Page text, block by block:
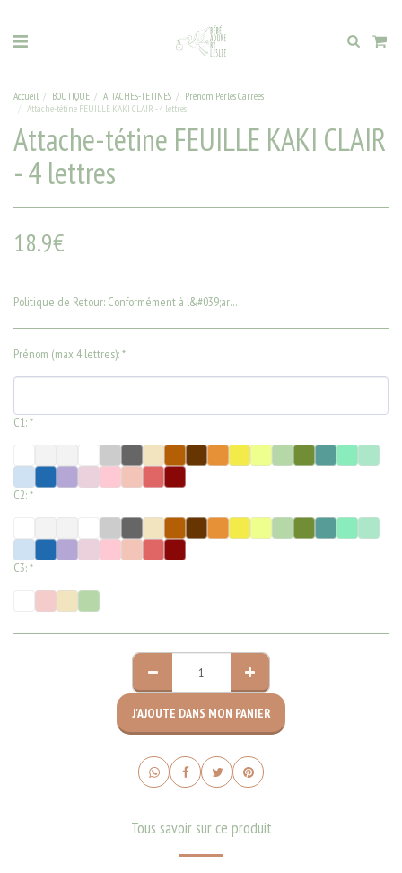
Accueil BOUTIQUE ATTACHES-TETINES
Prénom Perles Carrées
Attache-tétine FEUILLE KAKI CLAIR - 4 lettres
Attache-tétine FEUILLE KAKI CLAIR
- 4 lettres
18.9€
Politique de Retour: Conformément à l&#039;article L. 221-28 du code de la consommation , le droit de rétractation est exclu pour la &quot;fourniture de biens confectionnés selon les spécifications du consommateur ou nettement personnalisés&quot;.
Prénom (max 4 lettres):*
C1:*
C2:*
C3:*
J'AJOUTE DANS MON PANIER
Tous savoir sur ce produit